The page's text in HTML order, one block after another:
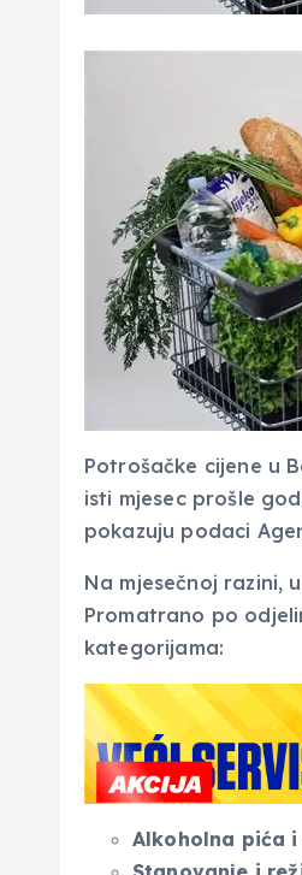
Potrošačke cijene u
isti mjesec prošle
pokazuju podaci
Na mjesečnoj razini,
Promatrano po
kategorijama:
Alkoholna pića i